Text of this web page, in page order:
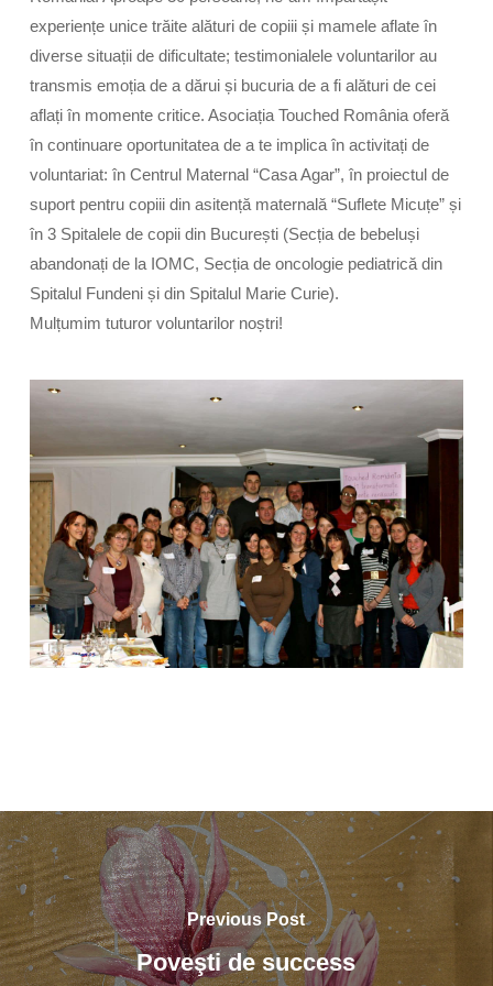
experiențe unice trăite alături de copiii și mamele aflate în
diverse situații de dificultate; testimonialele voluntarilor au
transmis emoția de a dărui și bucuria de a fi alături de cei
aflați în momente critice. Asociația Touched România oferă
în continuare oportunitatea de a te implica în activitați de
voluntariat: în Centrul Maternal “Casa Agar”, în proiectul de
suport pentru copiii din asitență maternală “Suflete Micuțe” și
în 3 Spitalele de copii din București (Secția de bebeluși
abandonați de la IOMC, Secția de oncologie pediatrică din
Spitalul Fundeni și din Spitalul Marie Curie).
Mulțumim tuturor voluntarilor noștri!
Previous Post
Poveşti de success